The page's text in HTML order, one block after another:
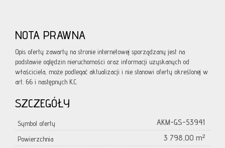
NOTA PRAWNA
Opis oferty zawarty na stronie internetowej sporządzany jest na
podstawie oględzin nieruchomości oraz informacji uzyskanych od
właściciela, może podlegać aktualizacji i nie stanowi oferty określonej w
art. 66 i następnych K.C.
SZCZEGÓŁY
Symbol oferty AKM-GS-53941
Powierzchnia 3 798,00 m²